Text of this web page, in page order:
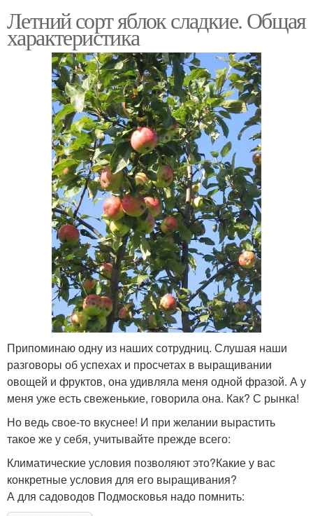
Летний сорт яблок сладкие. Общая
характеристика
Припоминаю одну из наших сотрудниц. Слушая наши
разговоры об успехах и просчетах в выращивании
овощей и фруктов, она удивляла меня одной фразой. А у
меня уже есть свеженькие, говорила она. Как? С рынка!
Но ведь свое-то вкуснее! И при желании вырастить
такое же у себя, учитывайте прежде всего:
Климатические условия позволяют это?Какие у вас
конкретные условия для его выращивания?
А для садоводов Подмосковья надо помнить: